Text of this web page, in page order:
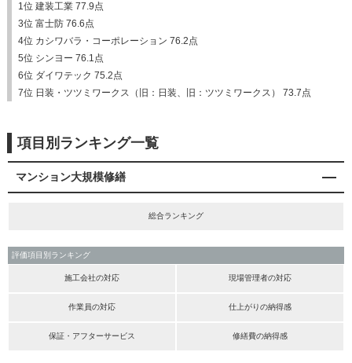
1位 建装工業 77.9点
3位 富士防 76.6点
4位 カシワバラ・コーポレーション 76.2点
5位 シンヨー 76.1点
6位 ダイワテック 75.2点
7位 日装・ツツミワークス（旧：日装、旧：ツツミワークス） 73.7点
項目別ランキング一覧
マンション大規模修繕
総合ランキング
評価項目別ランキング
施工会社の対応 現場管理者の対応
作業員の対応 仕上がりの納得感
保証・アフターサービス 修繕費の納得感